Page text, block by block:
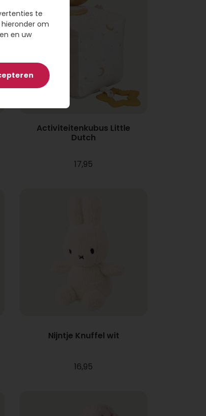
Activiteitenkubus Little
Dutch
17,95
Nijntje Knuffel wit
16,95
te
om
en uw